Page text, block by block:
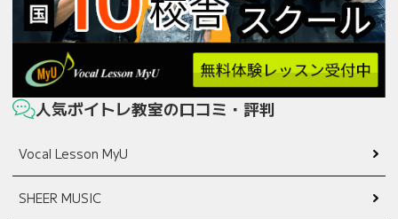
人気ボイトレ教室の口コミ・評判
Vocal Lesson MyU
SHEER MUSIC